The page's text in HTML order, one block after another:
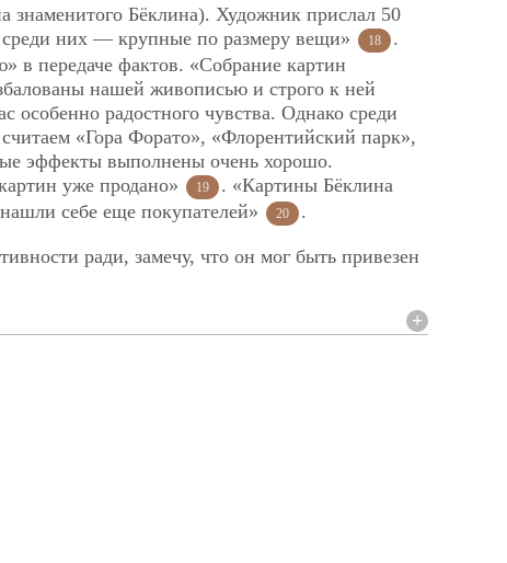
знаменитого Бёклина). Художник прислал 50
среди них — крупные по размеру вещи»
18
.
в передаче фактов. «Собрание картин
нашей живописью и строго к ней
особенно радостного чувства. Однако среди
«Гора Форато», «Флорентийский парк»,
эффекты выполнены очень хорошо.
уже продано»
19
. «Картины Бёклина
себе еще покупателей»
20 .
ради, замечу, что он мог быть привезен